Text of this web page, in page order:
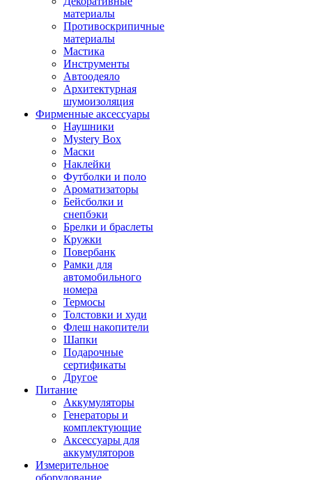
материалы
Противоскрипичные
материалы
Мастика
Инструменты
Автоодеяло
Архитектурная
шумоизоляция
Фирменные аксессуары
Наушники
Mystery Box
Маски
Наклейки
Футболки и поло
Ароматизаторы
Бейсболки и
снепбэки
Брелки и браслеты
Кружки
Повербанк
Рамки для
автомобильного
номера
Термосы
Толстовки и худи
Флеш накопители
Шапки
Подарочные
сертификаты
Другое
Питание
Аккумуляторы
Генераторы и
комплектующие
Аксессуары для
аккумуляторов
Измерительное
оборудование